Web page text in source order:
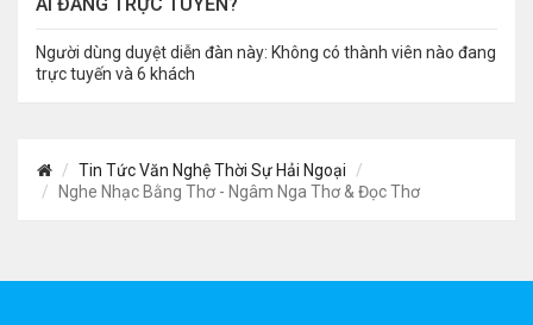
Người dùng duyệt diễn đàn này: Không có thành viên nào đang
trực tuyến và 6 khách
Tin Tức Văn Nghệ Thời Sự Hải Ngoại
Nghe Nhạc Bằng Thơ - Ngâm Nga Thơ & Đọc Thơ